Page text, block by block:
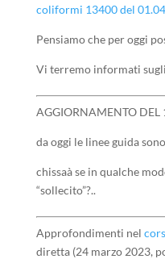
coliformi 13400 del
Pensiamo che per oggi
Vi terremo informati
AGGIORNAMENTO DEL
da oggi le linee guida
chissaà se in qualche
“sollecito”?..
Approfondimenti nel
diretta (24 marzo 2023,